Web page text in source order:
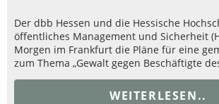
Der dbb Hessen und die Hessische
öffentliches Management und Sicherheit
Morgen im Frankfurt die Pläne für eine
zum Thema „Gewalt gegen Beschäftigte
WEITERLESEN..